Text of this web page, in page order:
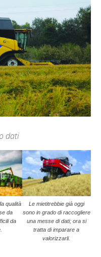
dati
qualità
da
da
Le mietitrebbie già oggi
sono in grado di raccogliere
una messe di dati; ora si
tratta di imparare a
valorizzarli.